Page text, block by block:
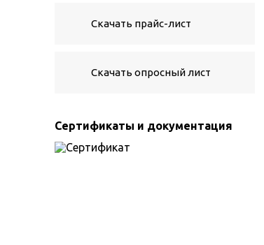
Скачать прайс-лист
Скачать опросный лист
Сертификаты и документация